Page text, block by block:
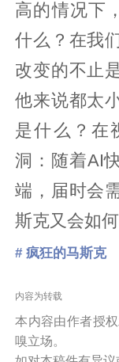
高的情况下
什么？在我
改变的不止
他来说都太
是什么？在
洞：随着AI
端，届时会
斯克又会如
# 疯狂的马斯克
内容为转载
本内容由作者授
嗅立场。